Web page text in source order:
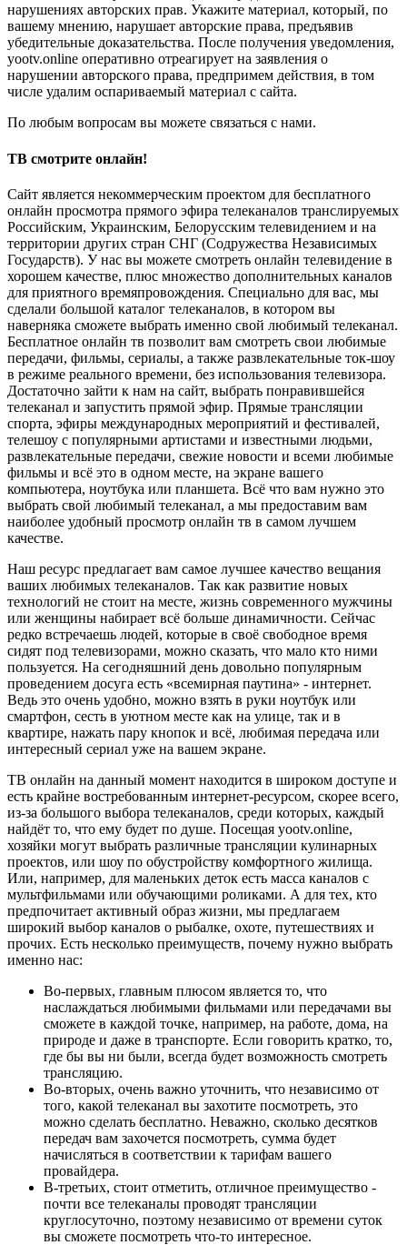
нарушениях авторских прав. Укажите материал, который, по
вашему мнению, нарушает авторские права, предъявив
убедительные доказательства. После получения уведомления,
yootv.online оперативно отреагирует на заявления о
нарушении авторского права, предпримем действия, в том
числе удалим оспариваемый материал с сайта.
По любым вопросам вы можете связаться с нами.
ТВ смотрите онлайн!
Сайт является некоммерческим проектом для бесплатного
онлайн просмотра прямого эфира телеканалов транслируемых
Российским, Украинским, Белорусским телевидением и на
территории других стран СНГ (Содружества Независимых
Государств). У нас вы можете смотреть онлайн телевидение в
хорошем качестве, плюс множество дополнительных каналов
для приятного времяпровождения. Специально для вас, мы
сделали большой каталог телеканалов, в котором вы
наверняка сможете выбрать именно свой любимый телеканал.
Бесплатное онлайн тв позволит вам смотреть свои любимые
передачи, фильмы, сериалы, а также развлекательные ток-шоу
в режиме реального времени, без использования телевизора.
Достаточно зайти к нам на сайт, выбрать понравившейся
телеканал и запустить прямой эфир. Прямые трансляции
спорта, эфиры международных мероприятий и фестивалей,
телешоу с популярными артистами и известными людьми,
развлекательные передачи, свежие новости и всеми любимые
фильмы и всё это в одном месте, на экране вашего
компьютера, ноутбука или планшета. Всё что вам нужно это
выбрать свой любимый телеканал, а мы предоставим вам
наиболее удобный просмотр онлайн тв в самом лучшем
качестве.
Наш ресурс предлагает вам самое лучшее качество вещания
ваших любимых телеканалов. Так как развитие новых
технологий не стоит на месте, жизнь современного мужчины
или женщины набирает всё больше динамичности. Сейчас
редко встречаешь людей, которые в своё свободное время
сидят под телевизорами, можно сказать, что мало кто ними
пользуется. На сегодняшний день довольно популярным
проведением досуга есть «всемирная паутина» - интернет.
Ведь это очень удобно, можно взять в руки ноутбук или
смартфон, сесть в уютном месте как на улице, так и в
квартире, нажать пару кнопок и всё, любимая передача или
интересный сериал уже на вашем экране.
ТВ онлайн на данный момент находится в широком доступе и
есть крайне востребованным интернет-ресурсом, скорее всего,
из-за большого выбора телеканалов, среди которых, каждый
найдёт то, что ему будет по душе. Посещая yootv.online,
хозяйки могут выбрать различные трансляции кулинарных
проектов, или шоу по обустройству комфортного жилища.
Или, например, для маленьких деток есть масса каналов с
мультфильмами или обучающими роликами. А для тех, кто
предпочитает активный образ жизни, мы предлагаем
широкий выбор каналов о рыбалке, охоте, путешествиях и
прочих. Есть несколько преимуществ, почему нужно выбрать
именно нас:
Во-первых, главным плюсом является то, что
наслаждаться любимыми фильмами или передачами вы
сможете в каждой точке, например, на работе, дома, на
природе и даже в транспорте. Если говорить кратко, то,
где бы вы ни были, всегда будет возможность смотреть
трансляцию.
Во-вторых, очень важно уточнить, что независимо от
того, какой телеканал вы захотите посмотреть, это
можно сделать бесплатно. Неважно, сколько десятков
передач вам захочется посмотреть, сумма будет
начисляться в соответствии к тарифам вашего
провайдера.
В-третьих, стоит отметить, отличное преимущество -
почти все телеканалы проводят трансляции
круглосуточно, поэтому независимо от времени суток
вы сможете посмотреть что-то интересное.